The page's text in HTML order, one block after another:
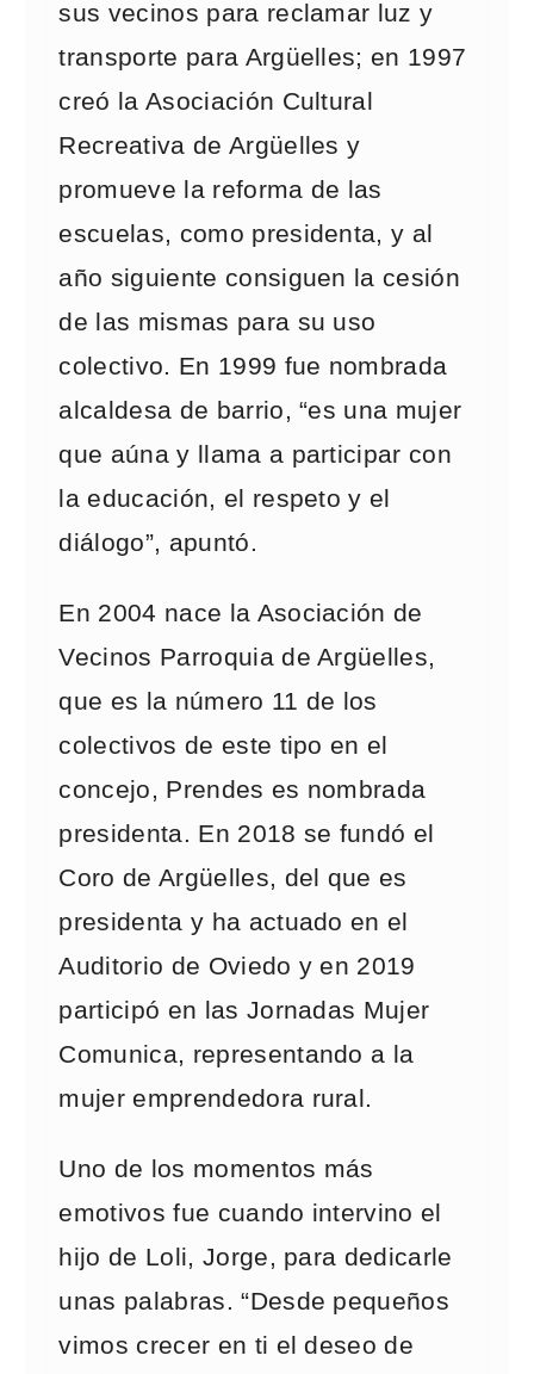
sus vecinos para reclamar luz y
transporte para Argüelles; en 1997
creó la Asociación Cultural
Recreativa de Argüelles y
promueve la reforma de las
escuelas, como presidenta, y al
año siguiente consiguen la cesión
de las mismas para su uso
colectivo. En 1999 fue nombrada
alcaldesa de barrio, “es una mujer
que aúna y llama a participar con
la educación, el respeto y el
diálogo”, apuntó.
En 2004 nace la Asociación de
Vecinos Parroquia de Argüelles,
que es la número 11 de los
colectivos de este tipo en el
concejo, Prendes es nombrada
presidenta. En 2018 se fundó el
Coro de Argüelles, del que es
presidenta y ha actuado en el
Auditorio de Oviedo y en 2019
participó en las Jornadas Mujer
Comunica, representando a la
mujer emprendedora rural.
Uno de los momentos más
emotivos fue cuando intervino el
hijo de Loli, Jorge, para dedicarle
unas palabras. “Desde pequeños
vimos crecer en ti el deseo de